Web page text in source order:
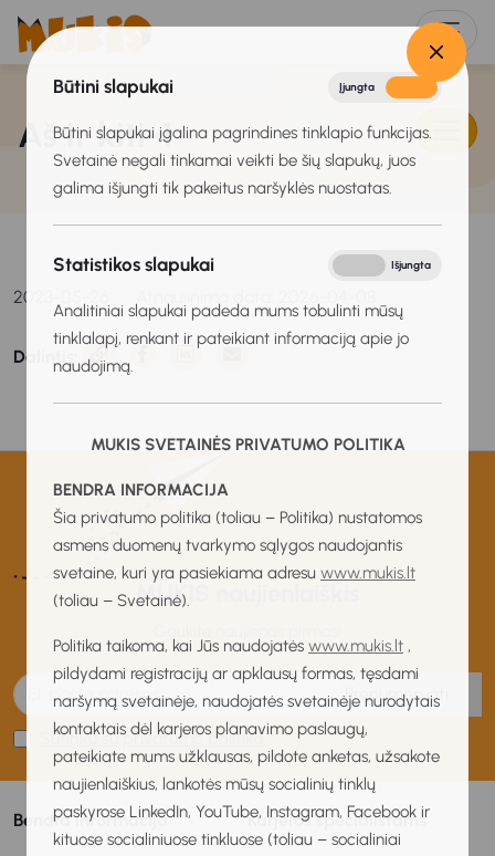
Būtini slapukai Įjungta
Būtini slapukai įgalina pagrindines tinklapio funkcijas.
Svetainė negali tinkamai veikti be šių slapukų, juos
galima išjungti tik pakeitus naršyklės nuostatas.
Statistikos slapukai Išjungta
Analitiniai slapukai padeda mums tobulinti mūsų
tinklalapį, renkant ir pateikiant informaciją apie jo
naudojimą.
MUKIS SVETAINĖS PRIVATUMO POLITIKA
BENDRA INFORMACIJA
Šia privatumo politika (toliau – Politika) nustatomos
asmens duomenų tvarkymo sąlygos naudojantis
svetaine, kuri yra pasiekiama adresu www.mukis.lt
(toliau – Svetainė).
Politika taikoma, kai Jūs naudojatės www.mukis.lt ,
pildydami registracijų ar apklausų formas, tęsdami
naršymą svetainėje, naudojatės svetainėje nurodytais
kontaktais dėl karjeros planavimo paslaugų,
pateikiate mums užklausas, pildote anketas, užsakote
naujienlaiškius, lankotės mūsų socialinių tinklų
paskyrose LinkedIn, YouTube, Instagram, Facebook ir
kituose socialiniuose tinkluose (toliau – socialiniai
Aš ir kiti-1
2023-05-26
Dalintis:
MUKIS naujienlaiškis
Prenumeruoti
Sutinku su privatumo politika
Bendra informacija Karjeros specialistams